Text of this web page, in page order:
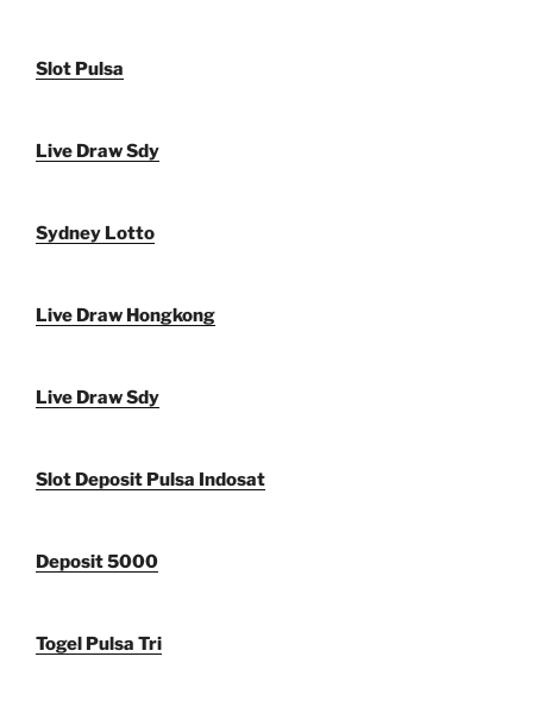
Slot Pulsa
Live Draw Sdy
Sydney Lotto
Live Draw Hongkong
Live Draw Sdy
Slot Deposit Pulsa Indosat
Deposit 5000
Togel Pulsa Tri